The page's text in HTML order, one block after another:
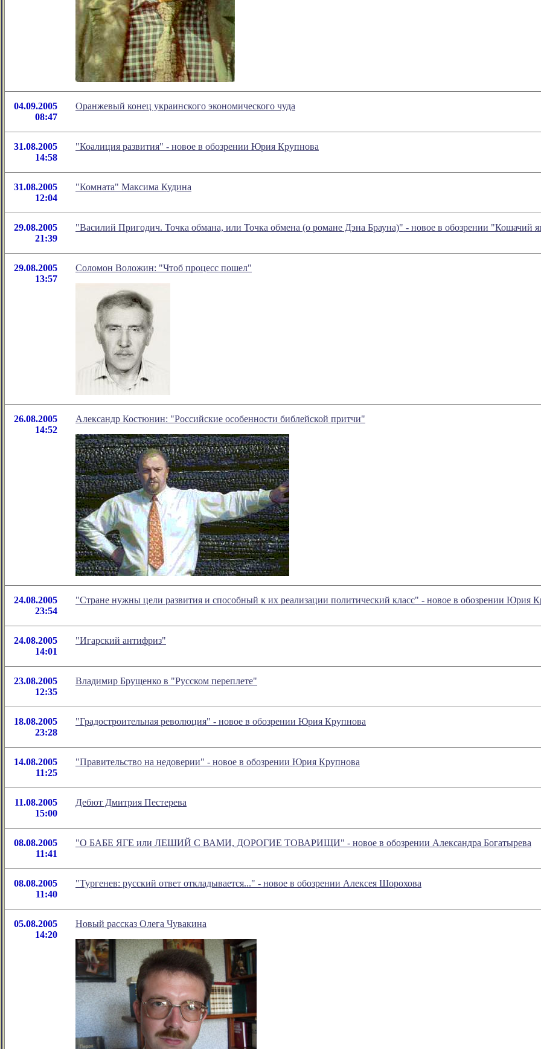
04.09.2005
08:47
Оранжевый конец украинского экономического чуда
31.08.2005
14:58
"Коалиция развития" - новое в обозрении Юрия Крупнова
31.08.2005
12:04
"Комната" Максима Кудина
29.08.2005
21:39
"Василий Пригодич. Точка обмана, или Точка обмена (о романе Дэна Брауна)" - новое в обозрении "Кошачий
29.08.2005
13:57
Соломон Воложин: "Чтоб процесс пошел"
26.08.2005
14:52
Александр Костюнин: "Российские особенности библейской притчи"
24.08.2005
23:54
"Cтране нужны цели развития и способный к их реализации политический класс" - новое в обозрении Юрия
24.08.2005
14:01
"Игарский антифриз"
23.08.2005
12:35
Владимир Брущенко в "Руcском переплете"
18.08.2005
23:28
"Градостроительная революция" - новое в обозрении Юрия Крупнова
14.08.2005
11:25
"Правительство на недоверии" - новое в обозрении Юрия Крупнова
11.08.2005
15:00
Дебют Дмитрия Пестерева
08.08.2005
11:41
"О БАБЕ ЯГЕ или ЛЕШИЙ С ВАМИ, ДОРОГИЕ ТОВАРИЩИ" - новое в обозрении Александра Богатырева
08.08.2005
11:40
"Тургенев: русский ответ откладывается..." - новое в обозрении Алексея Шорохова
05.08.2005
14:20
Новый рассказ Олега Чувакина